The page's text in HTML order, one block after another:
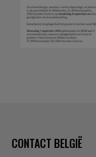
CONTACT BELGIË